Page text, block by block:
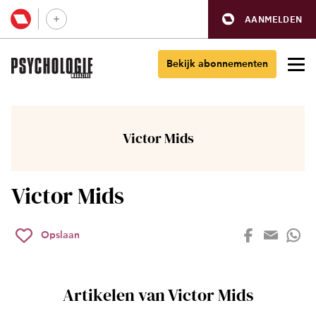
AANMELDEN
Bekijk abonnementen
Victor Mids
Victor Mids
Opslaan
Artikelen van Victor Mids